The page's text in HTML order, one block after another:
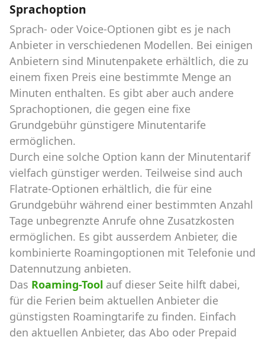
Sprachoption
Sprach- oder Voice-Optionen gibt es je nach
Anbieter in verschiedenen Modellen. Bei einigen
Anbietern sind Minutenpakete erhältlich, die zu
einem fixen Preis eine bestimmte Menge an
Minuten enthalten. Es gibt aber auch andere
Sprachoptionen, die gegen eine fixe
Grundgebühr günstigere Minutentarife
ermöglichen.
Durch eine solche Option kann der Minutentarif
vielfach günstiger werden. Teilweise sind auch
Flatrate-Optionen erhältlich, die für eine
Grundgebühr während einer bestimmten Anzahl
Tage unbegrenzte Anrufe ohne Zusatzkosten
ermöglichen. Es gibt ausserdem Anbieter, die
kombinierte Roamingoptionen mit Telefonie und
Datennutzung anbieten.
Das Roaming-Tool auf dieser Seite hilft dabei,
für die Ferien beim aktuellen Anbieter die
günstigsten Roamingtarife zu finden. Einfach
den aktuellen Anbieter, das Abo oder Prepaid